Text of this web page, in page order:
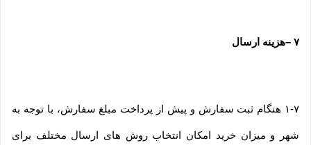
۷ –هزینه ارسال
۱-۷ هنگام ثبت سفارش و پیش از پرداخت مبلغ سفارش، با توجه به
شهر و میزان خرید امکان انتخاب روش های ارسال مختلف برای